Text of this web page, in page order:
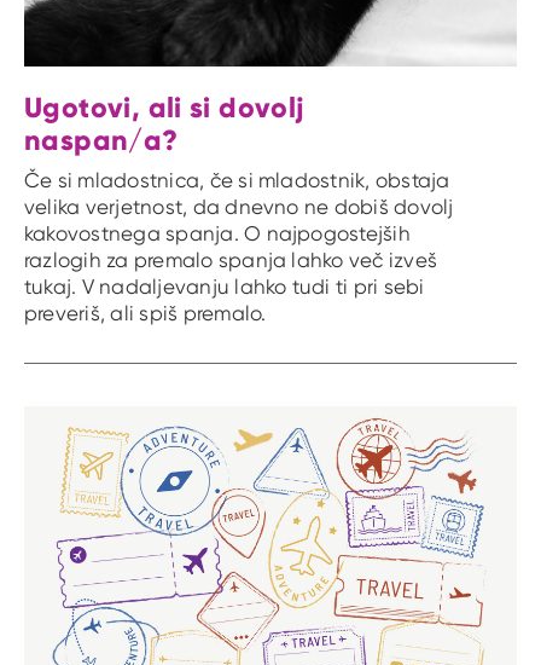
Ugotovi, ali si dovolj
naspan/a?
Če si mladostnica, če si mladostnik, obstaja
velika verjetnost, da dnevno ne dobiš dovolj
kakovostnega spanja. O najpogostejših
razlogih za premalo spanja lahko več izveš
tukaj. V nadaljevanju lahko tudi ti pri sebi
preveriš, ali spiš premalo.